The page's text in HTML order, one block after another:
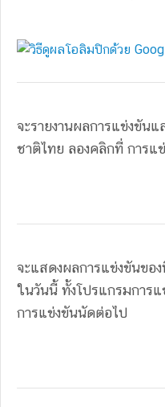
จะรายงานผลการแข่งขัน
ชาติไทย ลองคลิกที่ การแ
จะแสดงผลการแข่งขันขอ
ในวันนี้ ทั้งโปรแกรมการ
การแข่งขันนัดต่อไป